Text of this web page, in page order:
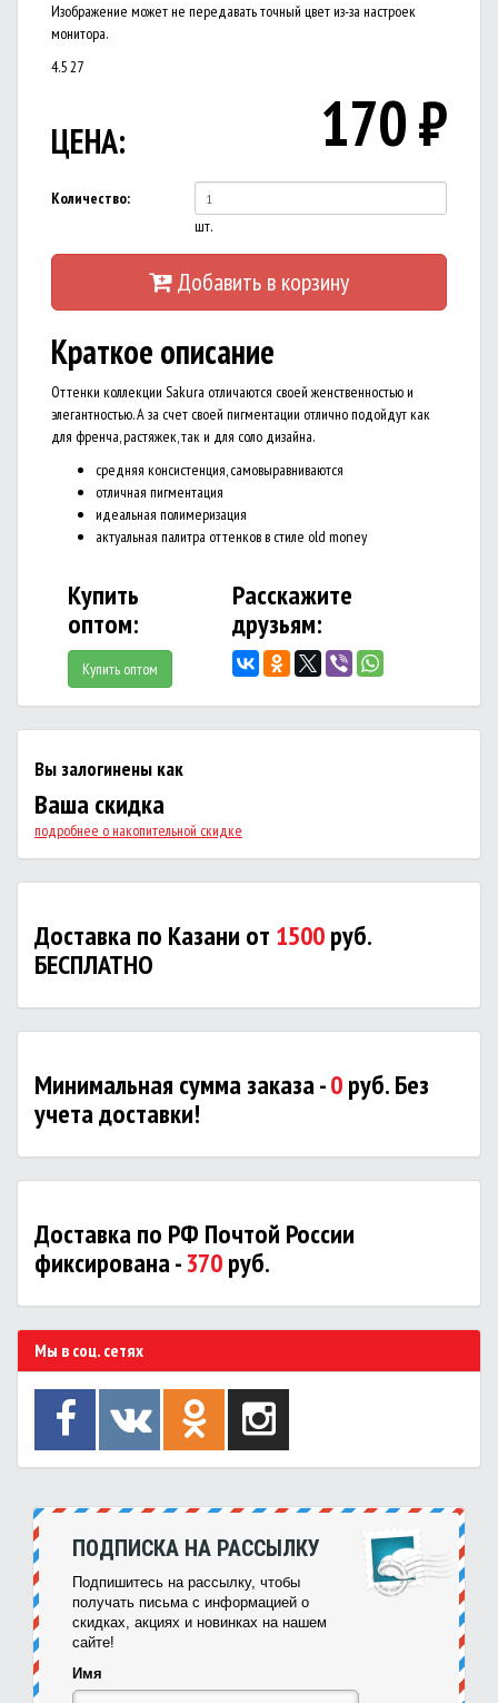
Изображение может не передавать точный цвет из-за настроек
монитора.
4.527
ЦЕНА: 170₽
Количество:
шт.
Добавить в корзину
Краткое описание
Оттенки коллекции Sakura отличаются своей женственностью и
элегантностью. А за счет своей пигментации отлично подойдут как
для френча, растяжек, так и для соло дизайна.
средняя консистенция, самовыравниваются
отличная пигментация
идеальная полимеризация
актуальная палитра оттенков в стиле old money
Купить
оптом:
Купить оптом
Расскажите
друзьям:
Вы залогинены как
Ваша скидка
подробнее о накопительной скидке
Доставка по Казани от 1500руб.
БЕСПЛАТНО
Минимальная сумма заказа -0руб. Без
учета доставки!
Доставка по РФ Почтой России
фиксирована -370руб.
Мы в соц. сетях
ПОДПИСКА НА РАССЫЛКУ
Подпишитесь на рассылку, чтобы
получать письма с информацией о
скидках, акциях и новинках на нашем
сайте!
Имя